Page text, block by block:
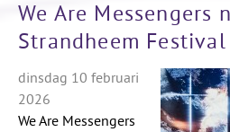
We Are Messengers
Strandheem Festival
dinsdag 10 februari
2026
We Are Messengers